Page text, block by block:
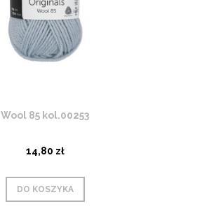
Wool 85 kol.00253
14,80 zł
DO KOSZYKA